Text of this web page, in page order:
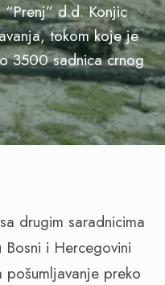
d.d. Konjic
tokom koje je
3500 sadnica crnog
drugim saradnicima
Bosni i Hercegovini
pošumljavanje preko